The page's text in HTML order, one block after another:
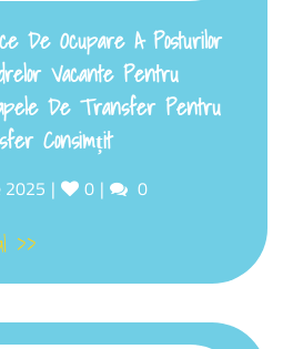
De Ocupare A Posturilor
Vacante Pentru
De Transfer Pentru
Consimțit
2025 0 0
>>